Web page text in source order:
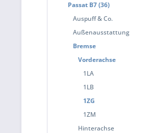
Passat B7 (36)
Auspuff & Co.
Außenausstattung
Bremse
Vorderachse
1LA
1LB
1ZG
1ZM
Hinterachse